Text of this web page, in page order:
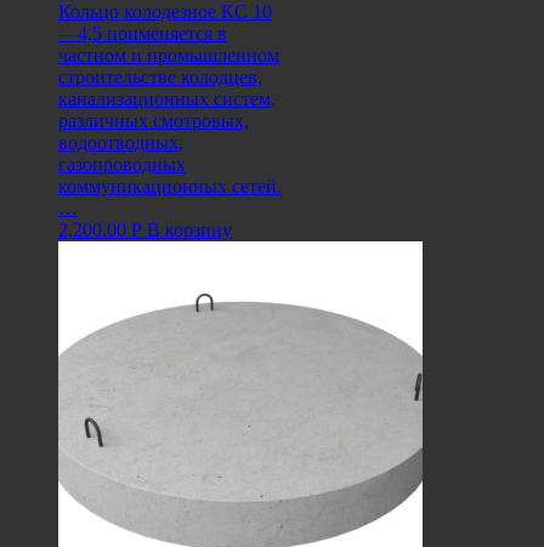
Кольцо колодезное КС 10
—4,5 применяется в
частном и промышленном
строительстве колодцев,
канализационных систем,
различных смотровых,
водоотводных,
газопроводных
коммуникационных сетей.
…
2,200.00 Р В корзину